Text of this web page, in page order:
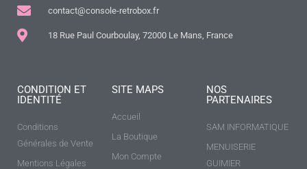
contact@console-retrobox.fr
18 Rue Paul Courboulay, 72000 Le Mans, France
CONDITION ET
IDENTITÉ
Conditions
Générales de Vente
Mentions Légales
SITE MAPS
Accueil
La Boutique
Mon Compte
NOS
PARTENAIRES
SAM INFORMATIQUE
MENUISERIE
GUIMIER